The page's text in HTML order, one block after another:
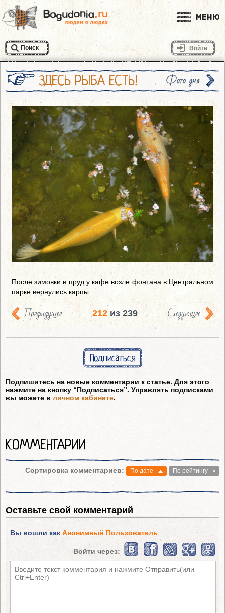
Меню
Поиск Войти
ЗДЕСЬ РЫБА ЕСТЬ! Фото дня
После зимовки в пруд у кафе возле фонтана в Центральном
парке вернулись карпы.
Предыдущее Следующее
212из 239
Подписаться
Подпишитесь на новые комментарии к статье. Для этого
нажмите на кнопку “Подписаться”. Управлять подписками
вы можете в личном кабинете.
КОММЕНТАРИИ
Сортировка комментариев: По дате По рейтингу
Оставьте свой комментарий
Вы вошли как Анонимный Пользователь
Войти через: